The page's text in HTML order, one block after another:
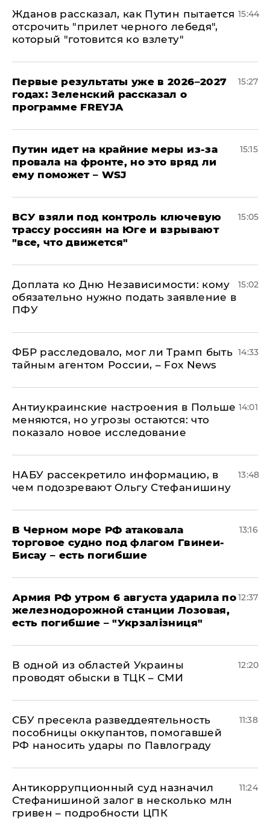
Жданов рассказал, как Путин пытается
отсрочить "прилет черного лебедя",
который "готовится ко взлету"
15:44
Первые результаты уже в 2026–2027
годах: Зеленский рассказал о
программе FREYJA
15:27
Путин идет на крайние меры из-за
провала на фронте, но это вряд ли
ему поможет – WSJ
15:15
ВСУ взяли под контроль ключевую
трассу россиян на Юге и взрывают
"все, что движется"
15:05
Доплата ко Дню Независимости: кому
обязательно нужно подать заявление в
ПФУ
15:02
ФБР расследовало, мог ли Трамп быть
тайным агентом России, – Fox News
14:33
Антиукраинские настроения в Польше
меняются, но угрозы остаются: что
показало новое исследование
14:01
НАБУ рассекретило информацию, в
чем подозревают Ольгу Стефанишину
13:48
В Черном море РФ атаковала
торговое судно под флагом Гвинеи-
Бисау – есть погибшие
13:16
Армия РФ утром 6 августа ударила по
железнодорожной станции Лозовая,
есть погибшие – "Укрзалізниця"
12:37
В одной из областей Украины
проводят обыски в ТЦК – СМИ
12:20
СБУ пресекла разведдеятельность
пособницы оккупантов, помогавшей
РФ наносить удары по Павлограду
11:38
Антикоррупционный суд назначил
Стефанишиной залог в несколько млн
гривен – подробности ЦПК
11:24